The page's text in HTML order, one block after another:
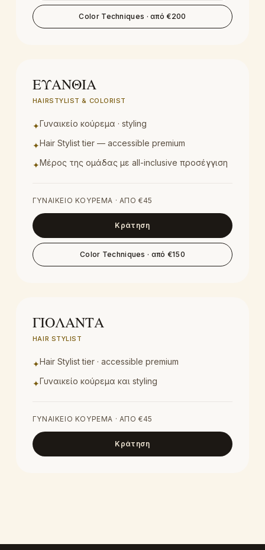
Color Techniques · από €200
ΕΥΑΝΘΙΑ
HAIRSTYLIST & COLORIST
✦Γυναικείο κούρεμα · styling
✦Hair Stylist tier — accessible premium
✦Mέρος της ομάδας με all-inclusive προσέγγιση
ΓΥΝΑΙΚΕΊΟ ΚΟΎΡΕΜΑ · ΑΠΌ €45
Κράτηση
Color Techniques · από €150
ΓΙΟΛΑΝΤΑ
HAIR STYLIST
✦Hair Stylist tier · accessible premium
✦Γυναικείο κούρεμα και styling
ΓΥΝΑΙΚΕΊΟ ΚΟΎΡΕΜΑ · ΑΠΌ €45
Κράτηση